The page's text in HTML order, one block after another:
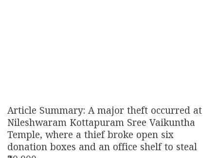
Article Summary: A major theft occurred at
Nileshwaram Kottapuram Sree Vaikuntha
Temple, where a thief broke open six
donation boxes and an office shelf to steal